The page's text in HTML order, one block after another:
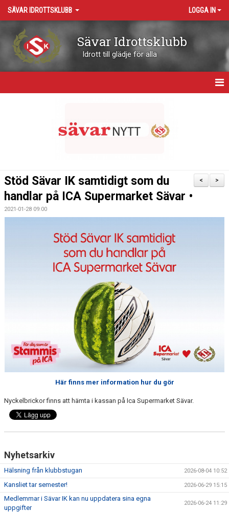
SÄVAR IDROTTSKLUBB LOGGA IN
Sävar Idrottsklubb
Idrott till glädje för alla
KALENDER
SPONSRING & FÖRSÄLJNING
>
<
Stöd Sävar IK samtidigt som du
handlar på ICA Supermarket Sävar •
2021-01-28 09:00
Här finns mer information hur du gör
Nyckelbrickor finns att hämta i kassan på Ica Supermarket Sävar.
Nyhetsarkiv
Hälsning från klubbstugan 2026-08-04 10:52
Kansliet tar semester! 2026-06-29 15:15
Medlemmar i Sävar IK kan nu uppdatera sina egna
uppgifter
2026-06-24 11:29